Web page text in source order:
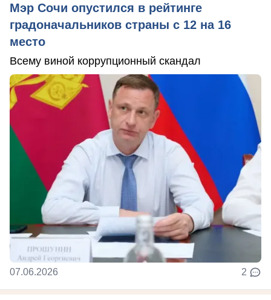
Мэр Сочи опустился в рейтинге
градоначальников страны с 12 на 16
место
Всему виной коррупционный скандал
07.06.2026 2